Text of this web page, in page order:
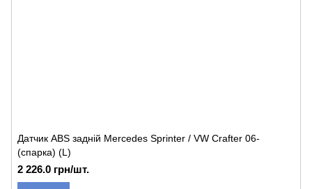
Датчик ABS задній Mercedes Sprinter / VW Crafter 06-
(спарка) (L)
2 226.0 грн/шт.